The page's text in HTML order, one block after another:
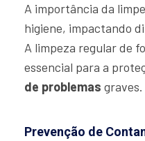
A importância da
higiene, impactando
A limpeza regular de
essencial para a
de problemas graves.
Prevenção de